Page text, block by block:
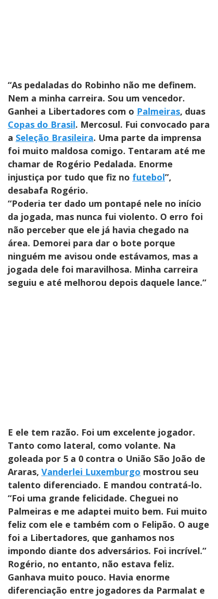
“As pedaladas do Robinho não me definem.
Nem a minha carreira. Sou um vencedor.
Ganhei a Libertadores com o Palmeiras, duas
Copas do Brasil. Mercosul. Fui convocado para
a Seleção Brasileira. Uma parte da imprensa
foi muito maldosa comigo. Tentaram até me
chamar de Rogério Pedalada. Enorme
injustiça por tudo que fiz no futebol”,
desabafa Rogério.
“Poderia ter dado um pontapé nele no início
da jogada, mas nunca fui violento. O erro foi
não perceber que ele já havia chegado na
área. Demorei para dar o bote porque
ninguém me avisou onde estávamos, mas a
jogada dele foi maravilhosa. Minha carreira
seguiu e até melhorou depois daquele lance.”
E ele tem razão. Foi um excelente jogador.
Tanto como lateral, como volante. Na
goleada por 5 a 0 contra o União São João de
Araras, Vanderlei Luxemburgo mostrou seu
talento diferenciado. E mandou contratá-lo.
“Foi uma grande felicidade. Cheguei no
Palmeiras e me adaptei muito bem. Fui muito
feliz com ele e também com o Felipão. O auge
foi a Libertadores, que ganhamos nos
impondo diante dos adversários. Foi incrível.”
Rogério, no entanto, não estava feliz.
Ganhava muito pouco. Havia enorme
diferenciação entre jogadores da Parmalat e